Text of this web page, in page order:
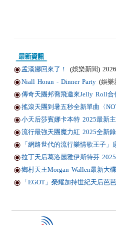
孟漢娜回來了！ (娛樂新聞)
Niall Horan - Dinner Party (娛樂
傳奇天團邦喬飛邀來Jelly Roll合
搖滾天團到暑五秒全新單曲〈
小天后莎賓娜卡本特 2025最新主
流行最強天團魔力紅 2025全新
「網路世代的流行樂情歌王子」
拉丁天后葛洛麗雅伊斯特芬
鄉村天王Morgan Wallen最新大
「EGOT」榮耀加持世紀天后芭